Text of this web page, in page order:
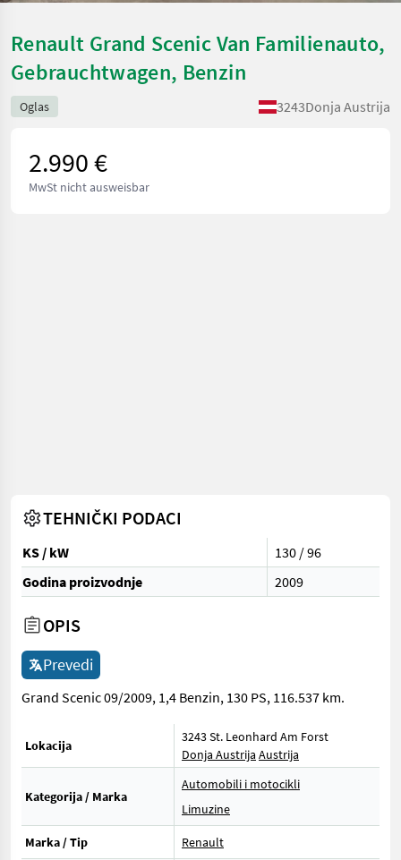
Renault Grand Scenic Van Familienauto,
Gebrauchtwagen, Benzin
Oglas 3243Donja Austrija
2.990 €
MwSt nicht ausweisbar
TEHNIČKI PODACI
KS / kW
130 / 96
Godina proizvodnje
2009
OPIS
Prevedi
Grand Scenic 09/2009, 1,4 Benzin, 130 PS, 116.537 km.
Lokacija
3243 St. Leonhard Am Forst
Donja Austrija Austrija
Kategorija / Marka
Automobili i motocikli
Limuzine
Marka / Tip
Renault